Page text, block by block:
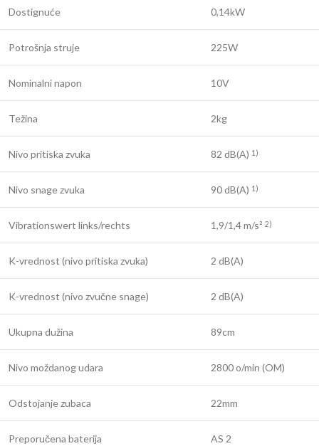
Dostignuće 0,14kW
Potrošnja struje 225W
Nominalni napon 10V
Težina 2kg
Nivo pritiska zvuka 82 dB(A) 1)
Nivo snage zvuka 90 dB(A) 1)
Vibrationswert links/rechts 1,9/1,4 m/s² 2)
K-vrednost (nivo pritiska zvuka) 2 dB(A)
K-vrednost (nivo zvučne snage) 2 dB(A)
Ukupna dužina 89cm
Nivo moždanog udara 2800 o/min (OM)
Odstojanje zubaca 22mm
Preporučena baterija AS 2